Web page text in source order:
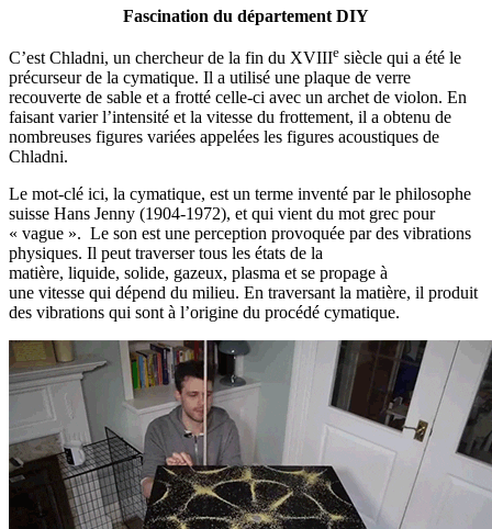
Fascination du département DIY
C’est Chladni, un chercheur de la fin du XVIIIe siècle qui a été le
précurseur de la cymatique. Il a utilisé une plaque de verre
recouverte de sable et a frotté celle-ci avec un archet de violon. En
faisant varier l’intensité et la vitesse du frottement, il a obtenu de
nombreuses figures variées appelées les figures acoustiques de
Chladni.
Le mot-clé ici, la cymatique, est un terme inventé par le philosophe
suisse Hans Jenny (1904-1972), et qui vient du mot grec pour
« vague ». Le son est une perception provoquée par des vibrations
physiques. Il peut traverser tous les états de la
matière, liquide, solide, gazeux, plasma et se propage à
une vitesse qui dépend du milieu. En traversant la matière, il produit
des vibrations qui sont à l’origine du procédé cymatique.